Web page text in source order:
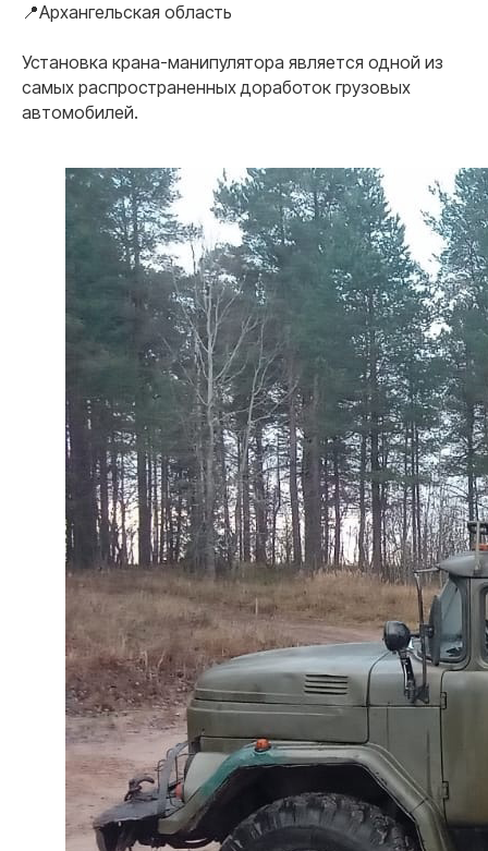
📍Архангельская область
Установка крана-манипулятора является одной из
самых распространенных доработок грузовых
автомобилей.